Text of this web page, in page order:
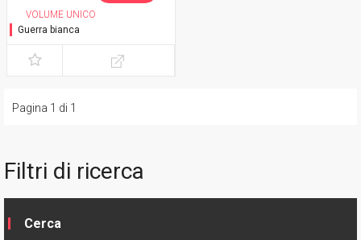
VOLUME UNICO
Guerra bianca
Pagina 1 di 1
Filtri di ricerca
Cerca